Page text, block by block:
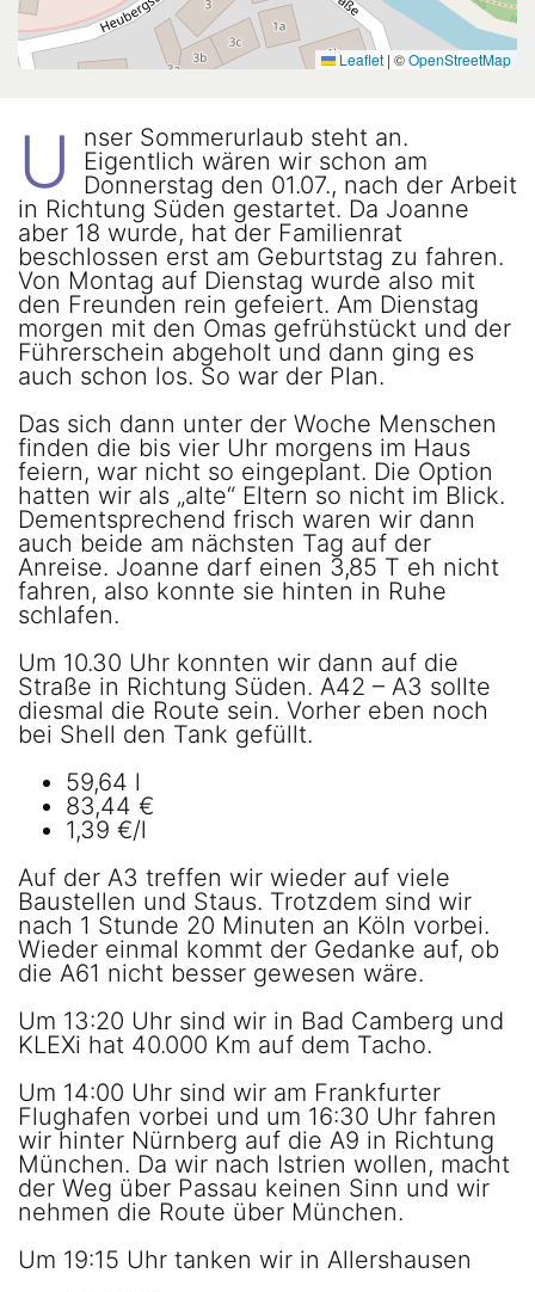
Leaflet | ©OpenStreetMap
U
nser Sommerurlaub steht an.
Eigentlich wären wir schon am
Donnerstag den 01.07., nach der Arbeit
in Richtung Süden gestartet. Da Joanne
aber 18 wurde, hat der Familienrat
beschlossen erst am Geburtstag zu fahren.
Von Montag auf Dienstag wurde also mit
den Freunden rein gefeiert. Am Dienstag
morgen mit den Omas gefrühstückt und der
Führerschein abgeholt und dann ging es
auch schon los. So war der Plan.
Das sich dann unter der Woche Menschen
finden die bis vier Uhr morgens im Haus
feiern, war nicht so eingeplant. Die Option
hatten wir als „alte“ Eltern so nicht im Blick.
Dementsprechend frisch waren wir dann
auch beide am nächsten Tag auf der
Anreise. Joanne darf einen 3,85 T eh nicht
fahren, also konnte sie hinten in Ruhe
schlafen.
Um 10.30 Uhr konnten wir dann auf die
Straße in Richtung Süden. A42 – A3 sollte
diesmal die Route sein. Vorher eben noch
bei Shell den Tank gefüllt.
59,64 l
83,44 €
1,39 €/l
Auf der A3 treffen wir wieder auf viele
Baustellen und Staus. Trotzdem sind wir
nach 1 Stunde 20 Minuten an Köln vorbei.
Wieder einmal kommt der Gedanke auf, ob
die A61 nicht besser gewesen wäre.
Um 13:20 Uhr sind wir in Bad Camberg und
KLEXi hat 40.000 Km auf dem Tacho.
Um 14:00 Uhr sind wir am Frankfurter
Flughafen vorbei und um 16:30 Uhr fahren
wir hinter Nürnberg auf die A9 in Richtung
München. Da wir nach Istrien wollen, macht
der Weg über Passau keinen Sinn und wir
nehmen die Route über München.
Um 19:15 Uhr tanken wir in Allershausen